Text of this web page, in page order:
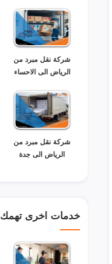
شركة نقل مبرد من
الرياض الى الاحساء
شركة نقل مبرد من
الرياض الى جدة
خدمات اخرى تهمك